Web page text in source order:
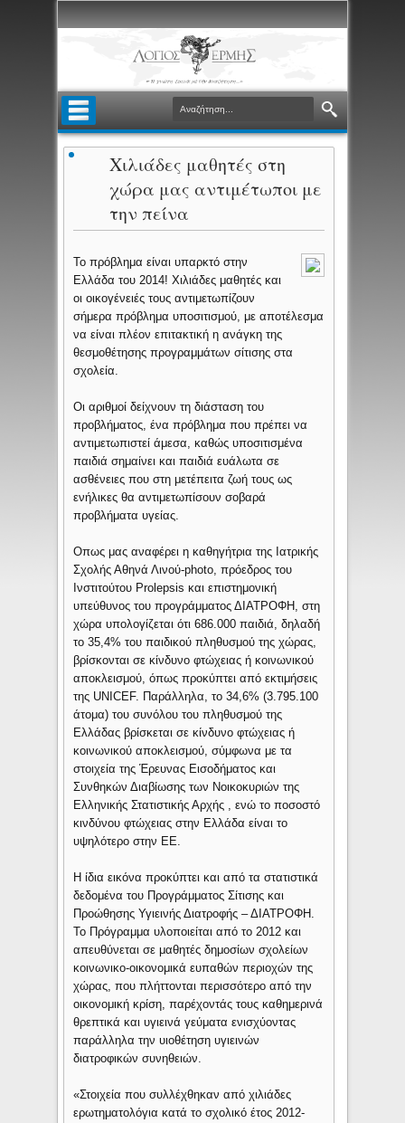
Χιλιάδες μαθητές στη
χώρα μας αντιμέτωποι με
την πείνα
Το πρόβλημα είναι υπαρκτό στην
Ελλάδα του 2014! Χιλιάδες μαθητές και
οι οικογένειές τους αντιμετωπίζουν
σήμερα πρόβλημα υποσιτισμού, με αποτέλεσμα
να είναι πλέον επιτακτική η ανάγκη της
θεσμοθέτησης προγραμμάτων σίτισης στα
σχολεία.
Οι αριθμοί δείχνουν τη διάσταση του
προβλήματος, ένα πρόβλημα που πρέπει να
αντιμετωπιστεί άμεσα, καθώς υποσιτισμένα
παιδιά σημαίνει και παιδιά ευάλωτα σε
ασθένειες που στη μετέπειτα ζωή τους ως
ενήλικες θα αντιμετωπίσουν σοβαρά
προβλήματα υγείας.
Οπως μας αναφέρει η καθηγήτρια της Ιατρικής
Σχολής Αθηνά Λινού-photo, πρόεδρος του
Ινστιτούτου Prolepsis και επιστημονική
υπεύθυνος του προγράμματος ΔΙΑΤΡΟΦΗ, στη
χώρα υπολογίζεται ότι 686.000 παιδιά, δηλαδή
το 35,4% του παιδικού πληθυσμού της χώρας,
βρίσκονται σε κίνδυνο φτώχειας ή κοινωνικού
αποκλεισμού, όπως προκύπτει από εκτιμήσεις
της UNICEF. Παράλληλα, το 34,6% (3.795.100
άτομα) του συνόλου του πληθυσμού της
Ελλάδας βρίσκεται σε κίνδυνο φτώχειας ή
κοινωνικού αποκλεισμού, σύμφωνα με τα
στοιχεία της Έρευνας Εισοδήματος και
Συνθηκών Διαβίωσης των Νοικοκυριών της
Ελληνικής Στατιστικής Αρχής , ενώ το ποσοστό
κινδύνου φτώχειας στην Ελλάδα είναι το
υψηλότερο στην ΕΕ.
Η ίδια εικόνα προκύπτει και από τα στατιστικά
δεδομένα του Προγράμματος Σίτισης και
Προώθησης Υγιεινής Διατροφής – ΔΙΑΤΡΟΦΗ.
Το Πρόγραμμα υλοποιείται από το 2012 και
απευθύνεται σε μαθητές δημοσίων σχολείων
κοινωνικο-οικονομικά ευπαθών περιοχών της
χώρας, που πλήττονται περισσότερο από την
οικονομική κρίση, παρέχοντάς τους καθημερινά
θρεπτικά και υγιεινά γεύματα ενισχύοντας
παράλληλα την υιοθέτηση υγιεινών
διατροφικών συνηθειών.
«Στοιχεία που συλλέχθηκαν από χιλιάδες
ερωτηματολόγια κατά το σχολικό έτος 2012-